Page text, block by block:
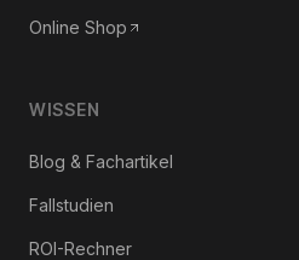
Online Shop
WISSEN
Blog & Fachartikel
Fallstudien
ROI-Rechner